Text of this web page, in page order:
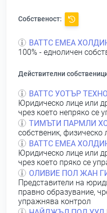
Собственост:
ВАТТС ЕМЕА
100% - едноличен
Действителни
ВАТТС УОТЪР
Юридическо лице или
чрез което непряко се
ТИМЪТИ ПАРМЛИ
собственик, физическо
ВАТТС ЕМЕА
Юридическо лице или
чрез което пряко се
ОЛИВИЕ ПОЛ ЖАН
Представители на
правно образувание,
упражнява контрол